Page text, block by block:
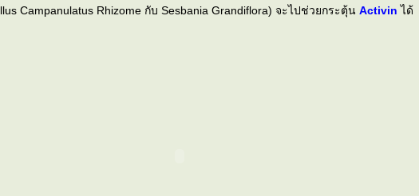
Campanulatus Rhizome กับ Sesbania Grandiflora) จะไปช่วยกระตุ้น Activinได้